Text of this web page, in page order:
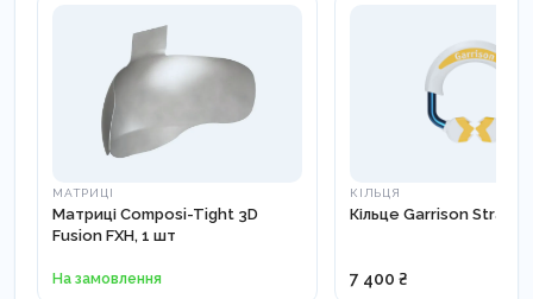
МАТРИЦІ
Матриці Composi-Tight 3D
Fusion FXH, 1 шт
На замовлення
КІЛЬЦЯ
Кільце Garrison Strata-
7 400 ₴